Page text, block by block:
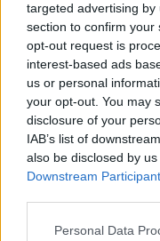
targeted advertising
section to confirm your
opt-out request is
interest-based ads
us or personal
your opt-out. You may
disclosure of your
IAB’s list of
also be disclosed by
Downstream
Personal Data